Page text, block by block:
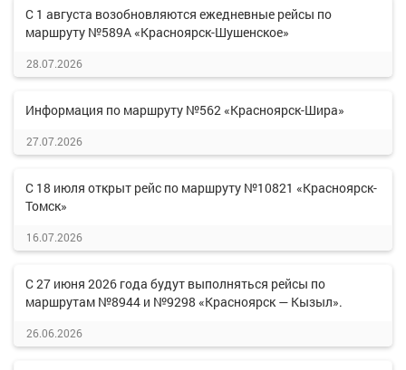
С 1 августа возобновляются ежедневные рейсы по
маршруту №589А «Красноярск-Шушенское»
28.07.2026
Информация по маршруту №562 «Красноярск-Шира»
27.07.2026
С 18 июля открыт рейс по маршруту №10821 «Красноярск-
Томск»
16.07.2026
С 27 июня 2026 года будут выполняться рейсы по
маршрутам №8944 и №9298 «Красноярск — Кызыл».
26.06.2026